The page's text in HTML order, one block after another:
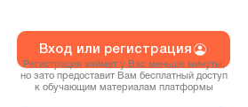
Вход или регистрация
Регистрация займет у Вас меньше минуты,
но зато предоставит Вам бесплатный доступ
к обучающим материалам платформы